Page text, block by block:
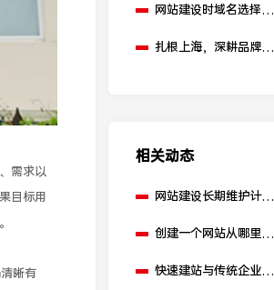
需求以
目标用
晰有
如何选择您的可靠伙
网站建设时域名选择有
扎根上海，深耕品牌营
相关动态
网站建设长期维护计划
创建一个网站从哪里开
快速建站与传统企业网